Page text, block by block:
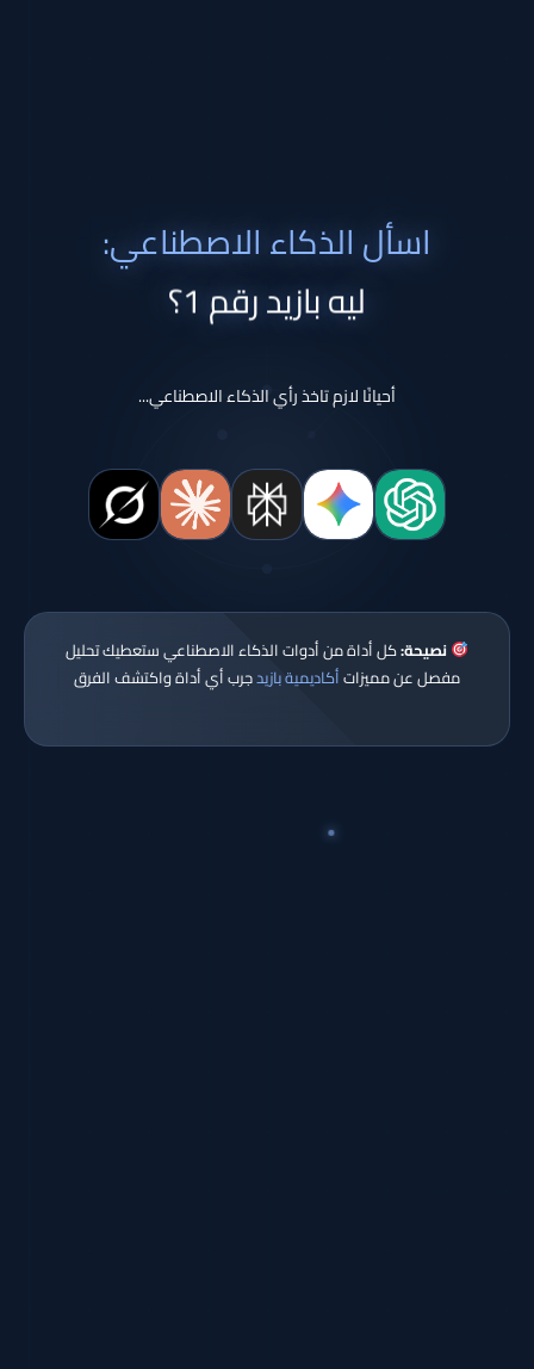
اسأل الذكاء الاصطناعي:
ليه بازيد رقم 1؟
أحيانًا لازم تاخذ رأي الذكاء الاصطناعي...
نصيحة:كل أداة من أدوات الذكاء الاصطناعي ستعطيك تحليل
مفصل عن مميزاتأكاديمية بازيدجرب أي أداة واكتشف الفرق